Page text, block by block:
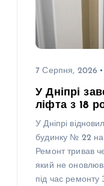
7 Серпня, 2026
У Дніпрі
ліфта з 18
У Дніпрі
будинку № 22 на
Ремонт тривав
який не
під час ремонту